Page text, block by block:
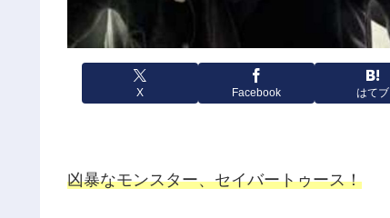
X Facebook はてブ
凶暴なモンスター、セイバートゥース！